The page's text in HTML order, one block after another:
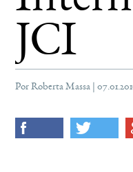
JCI
Por Roberta Massa |